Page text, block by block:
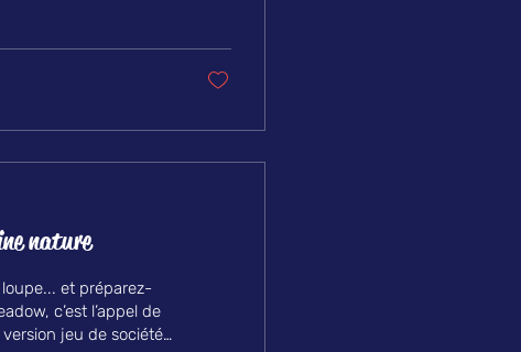
1 à 6 joueurs, Pour
nature
et préparez-
c’est l’appel de
jeu de société.